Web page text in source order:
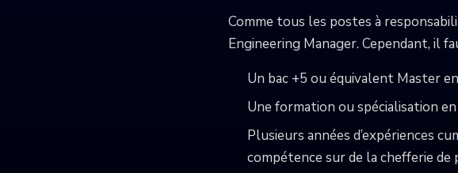
Comme tous les postes à
Engineering Manager. Cependant, il
Un bac +5 ou équivalent Master
Une formation ou spécialisation
Plusieurs années d’expériences
compétence sur de la chefferie de